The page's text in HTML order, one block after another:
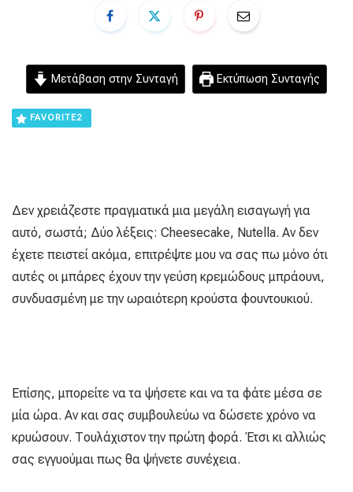
Μετάβαση στην Συνταγή Εκτύπωση Συνταγής
FAVORITE2
Δεν χρειάζεστε πραγματικά μια μεγάλη εισαγωγή για
αυτό, σωστά; Δύο λέξεις: Cheesecake, Nutella. Αν δεν
έχετε πειστεί ακόμα, επιτρέψτε μου να σας πω μόνο ότι
αυτές οι μπάρες έχουν την γεύση κρεμώδους μπράουνι,
συνδυασμένη με την ωραιότερη κρούστα φουντουκιού.
Επίσης, μπορείτε να τα ψήσετε και να τα φάτε μέσα σε
μία ώρα. Αν και σας συμβουλεύω να δώσετε χρόνο να
κρυώσουν. Τουλάχιστον την πρώτη φορά. Έτσι κι αλλιώς
σας εγγυούμαι πως θα ψήνετε συνέχεια.